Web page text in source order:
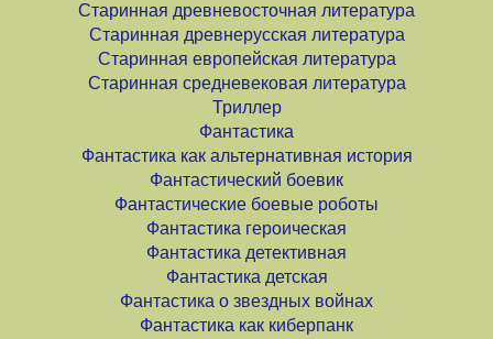
Старинная древневосточная литература
Старинная древнерусская литература
Старинная европейская литература
Старинная средневековая литература
Триллер
Фантастика
Фантастика как альтернативная история
Фантастический боевик
Фантастические боевые роботы
Фантастика героическая
Фантастика детективная
Фантастика детская
Фантастика о звездных войнах
Фантастика как киберпанк